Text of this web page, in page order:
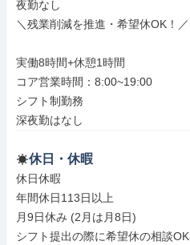
夜勤なし
＼残業削減を推進・希望休OK！／
実働8時間+休憩1時間
コア営業時間：8:00~19:00
シフト制勤務
深夜勤はなし
休日・休暇
休日休暇
年間休日113日以上
月9日休み (2月は月8日)
シフト提出の際に希望休の相談OK